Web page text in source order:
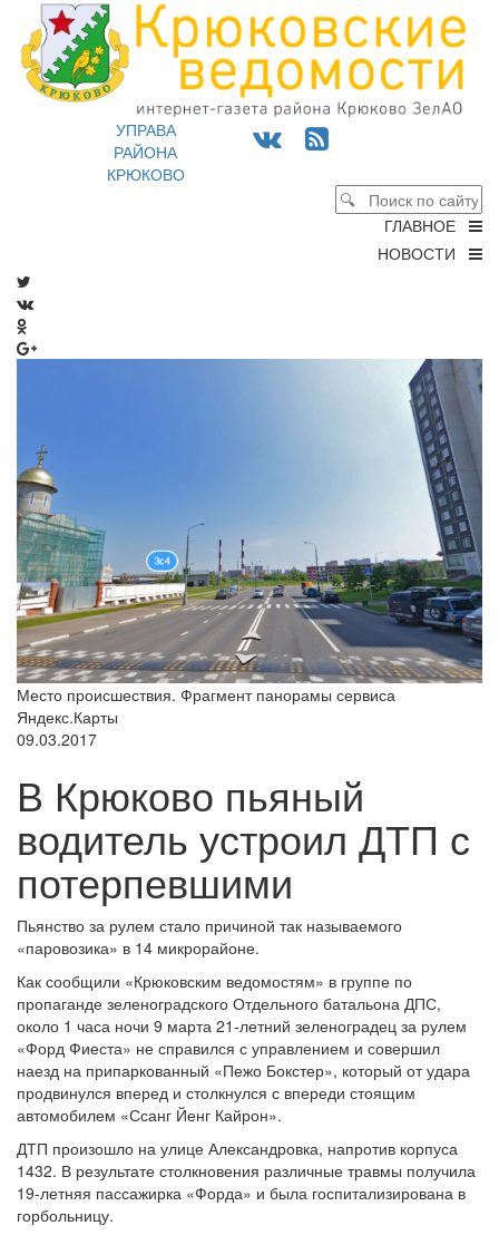
УПРАВА
РАЙОНА
КРЮКОВО
ГЛАВНОЕ
НОВОСТИ
Место происшествия. Фрагмент панорамы сервиса
Яндекс.Карты
09.03.2017
В Крюково пьяный
водитель устроил ДТП с
потерпевшими
Пьянство за рулем стало причиной так называемого
«паровозика» в 14 микрорайоне.
Как сообщили «Крюковским ведомостям» в группе по
пропаганде зеленоградского Отдельного батальона ДПС,
около 1 часа ночи 9 марта 21-летний зеленоградец за рулем
«Форд Фиеста» не справился с управлением и совершил
наезд на припаркованный «Пежо Бокстер», который от удара
продвинулся вперед и столкнулся с впереди стоящим
автомобилем «Ссанг Йенг Кайрон».
ДТП произошло на улице Александровка, напротив корпуса
1432. В результате столкновения различные травмы получила
19-летняя пассажирка «Форда» и была госпитализирована в
горбольницу.